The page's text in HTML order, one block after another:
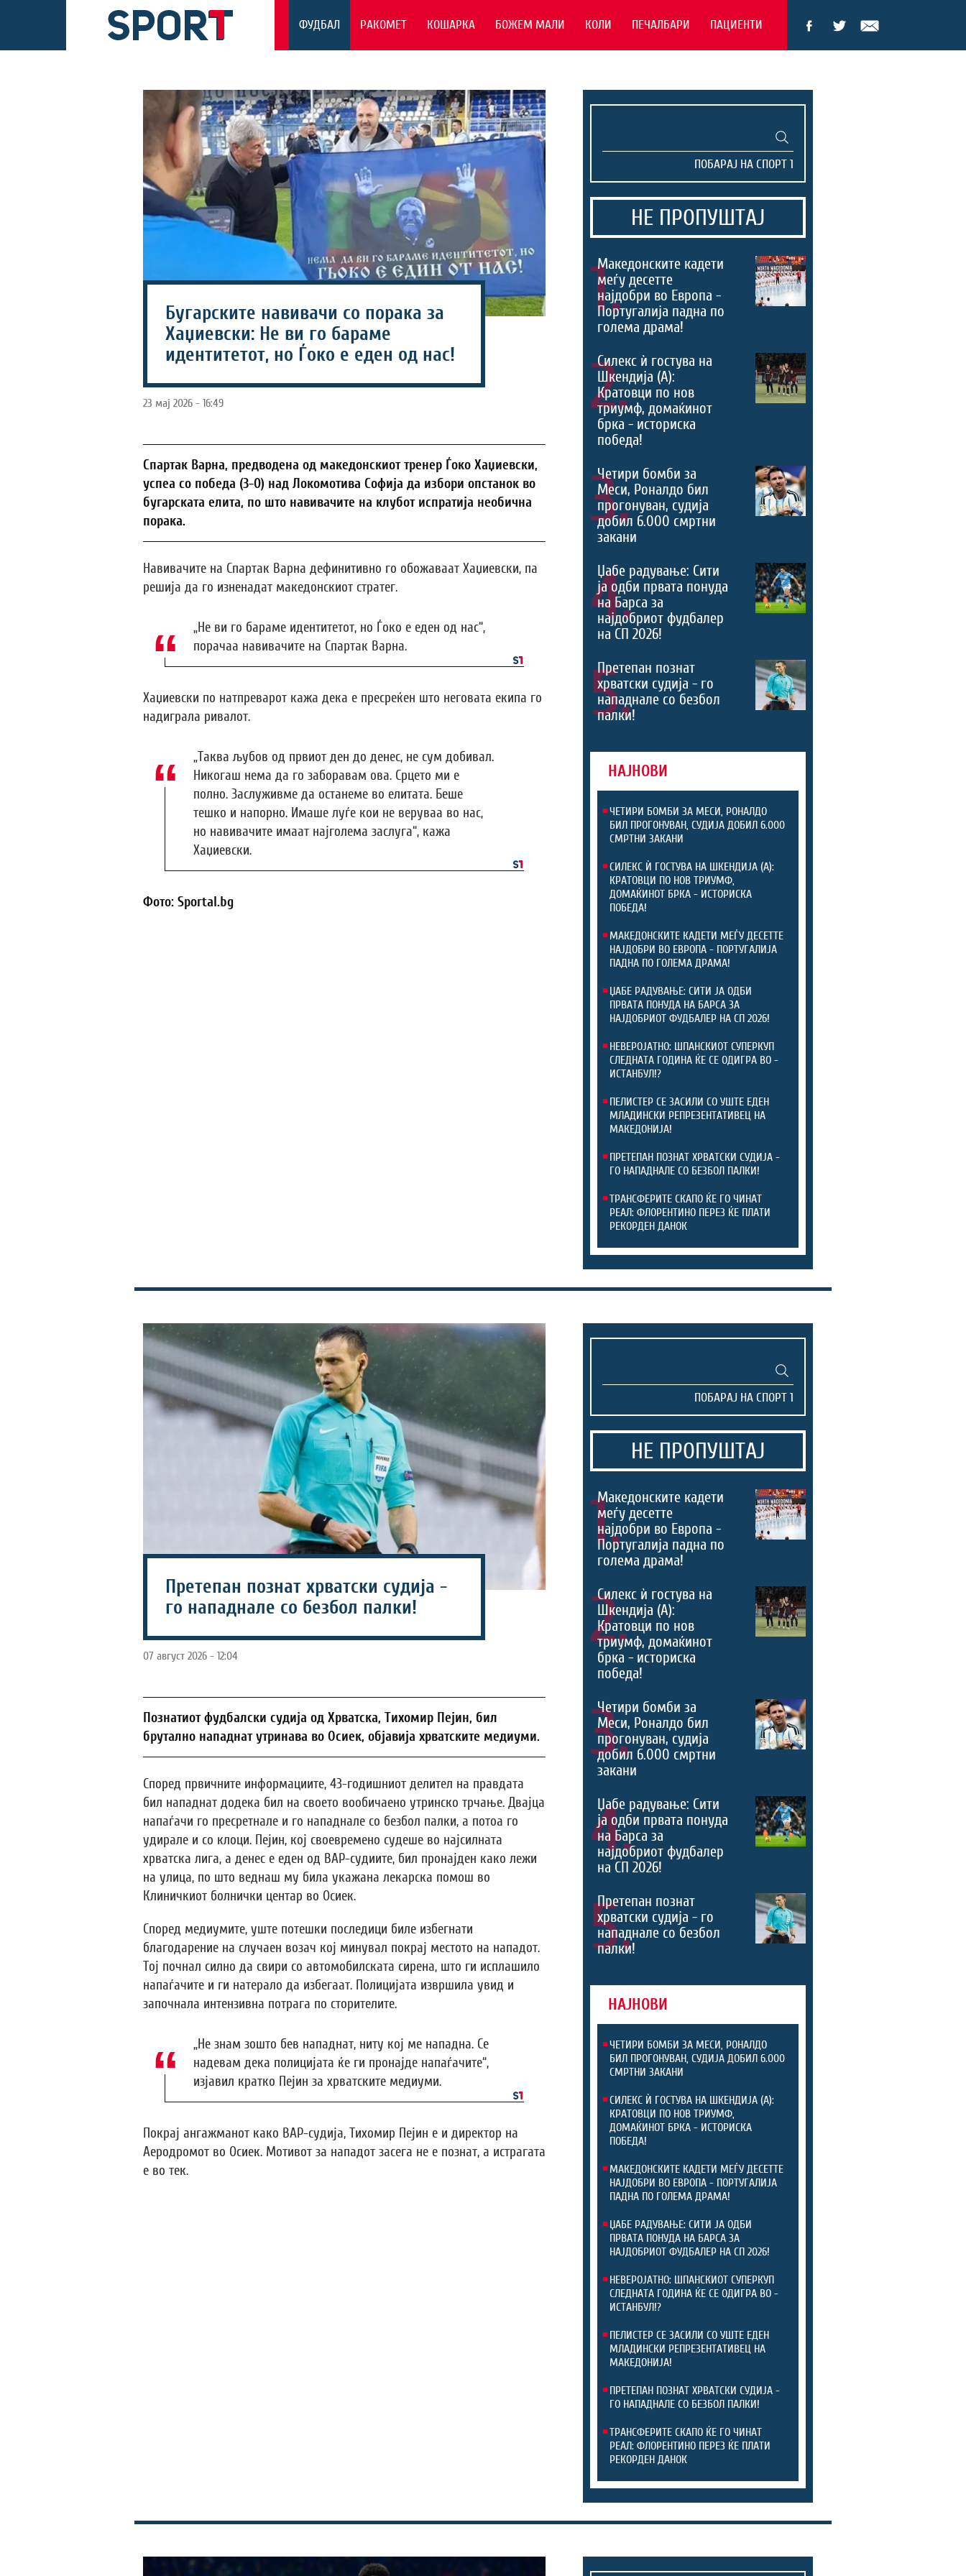
ФУДБАЛ РАКОМЕТ КОШАРКА БОЖЕМ МАЛИ КОЛИ ПЕЧАЛБАРИ ПАЦИЕНТИ
Бугарските навивачи со порака за
Хаџиевски: Не ви го бараме
идентитетот, но Ѓоко е еден од нас!
23 мај 2026 - 16:49
Спартак Варна, предводена од македонскиот тренер Ѓоко Хаџиевски,
успеа со победа (3-0) над Локомотива Софија да избори опстанок во
бугарската елита, по што навивачите на клубот испратија необична
порака.
Навивачите на Спартак Варна дефинитивно го обожаваат Хаџиевски, па
решија да го изненадат македонскиот стратег.
„Не ви го бараме идентитетот, но Ѓоко е еден од нас“,
порачаа навивачите на Спартак Варна.
Хаџиевски по натпреварот кажа дека е пресреќен што неговата екипа го
надиграла ривалот.
„Таква љубов од првиот ден до денес, не сум добивал.
Никогаш нема да го заборавам ова. Срцето ми е
полно. Заслуживме да останеме во елитата. Беше
тешко и напорно. Имаше луѓе кои не веруваа во нас,
но навивачите имаат најголема заслуга“, кажа
Хаџиевски.
Фото: Sportal.bg
НЕ ПРОПУШТАЈ
1.
Македонските кадети
меѓу десетте
најдобри во Европа -
Португалија падна по
голема драма!
2.
Силекс ѝ гостува на
Шкендија (А):
Кратовци по нов
триумф, домаќинот
брка - историска
победа!
3.
Четири бомби за
Меси, Роналдо бил
прогонуван, судија
добил 6.000 смртни
закани
4.
Џабе радување: Сити
ја одби првата понуда
на Барса за
најдобриот фудбалер
на СП 2026!
5.
Претепан познат
хрватски судија - го
нападнале со безбол
палки!
НАЈНОВИ
ЧЕТИРИ БОМБИ ЗА МЕСИ, РОНАЛДО
БИЛ ПРОГОНУВАН, СУДИЈА ДОБИЛ 6.000
СМРТНИ ЗАКАНИ
СИЛЕКС Ѝ ГОСТУВА НА ШКЕНДИЈА (А):
КРАТОВЦИ ПО НОВ ТРИУМФ,
ДОМАЌИНОТ БРКА - ИСТОРИСКА
ПОБЕДА!
МАКЕДОНСКИТЕ КАДЕТИ МЕЃУ ДЕСЕТТЕ
НАЈДОБРИ ВО ЕВРОПА - ПОРТУГАЛИЈА
ПАДНА ПО ГОЛЕМА ДРАМА!
ЏАБЕ РАДУВАЊЕ: СИТИ ЈА ОДБИ
ПРВАТА ПОНУДА НА БАРСА ЗА
НАЈДОБРИОТ ФУДБАЛЕР НА СП 2026!
НЕВЕРОЈАТНО: ШПАНСКИОТ СУПЕРКУП
СЛЕДНАТА ГОДИНА ЌЕ СЕ ОДИГРА ВО -
ИСТАНБУЛ!?
ПЕЛИСТЕР СЕ ЗАСИЛИ СО УШТЕ ЕДЕН
МЛАДИНСКИ РЕПРЕЗЕНТАТИВЕЦ НА
МАКЕДОНИЈА!
ПРЕТЕПАН ПОЗНАТ ХРВАТСКИ СУДИЈА -
ГО НАПАДНАЛЕ СО БЕЗБОЛ ПАЛКИ!
ТРАНСФЕРИТЕ СКАПО ЌЕ ГО ЧИНАТ
РЕАЛ: ФЛОРЕНТИНО ПЕРЕЗ ЌЕ ПЛАТИ
РЕКОРДЕН ДАНОК
Претепан познат хрватски судија -
го нападнале со безбол палки!
07 август 2026 - 12:04
Познатиот фудбалски судија од Хрватска, Тихомир Пејин, бил
брутално нападнат утринава во Осиек, објавија хрватските медиуми.
Според првичните информациите, 43-годишниот делител на правдата
бил нападнат додека бил на своето вообичаено утринско трчање. Двајца
напаѓачи го пресретнале и го нападнале со безбол палки, а потоа го
удирале и со клоци. Пејин, кој своевремено судеше во најсилната
хрватска лига, а денес е еден од ВАР-судиите, бил пронајден како лежи
на улица, по што веднаш му била укажана лекарска помош во
Клиничкиот болнички центар во Осиек.
Според медиумите, уште потешки последици биле избегнати
благодарение на случаен возач кој минувал покрај местото на нападот.
Тој почнал силно да свири со автомобилската сирена, што ги исплашило
напаѓачите и ги натерало да избегаат. Полицијата извршила увид и
започнала интензивна потрага по сторителите.
„Не знам зошто бев нападнат, ниту кој ме нападна. Се
надевам дека полицијата ќе ги пронајде напаѓачите“,
изјавил кратко Пејин за хрватските медиуми.
Покрај ангажманот како ВАР-судија, Тихомир Пејин е и директор на
Аеродромот во Осиек. Мотивот за нападот засега не е познат, а истрагата
е во тек.
НЕ ПРОПУШТАЈ
1.
Македонските кадети
меѓу десетте
најдобри во Европа -
Португалија падна по
голема драма!
2.
Силекс ѝ гостува на
Шкендија (А):
Кратовци по нов
триумф, домаќинот
брка - историска
победа!
3.
Четири бомби за
Меси, Роналдо бил
прогонуван, судија
добил 6.000 смртни
закани
4.
Џабе радување: Сити
ја одби првата понуда
на Барса за
најдобриот фудбалер
на СП 2026!
5.
Претепан познат
хрватски судија - го
нападнале со безбол
палки!
НАЈНОВИ
ЧЕТИРИ БОМБИ ЗА МЕСИ, РОНАЛДО
БИЛ ПРОГОНУВАН, СУДИЈА ДОБИЛ 6.000
СМРТНИ ЗАКАНИ
СИЛЕКС Ѝ ГОСТУВА НА ШКЕНДИЈА (А):
КРАТОВЦИ ПО НОВ ТРИУМФ,
ДОМАЌИНОТ БРКА - ИСТОРИСКА
ПОБЕДА!
МАКЕДОНСКИТЕ КАДЕТИ МЕЃУ ДЕСЕТТЕ
НАЈДОБРИ ВО ЕВРОПА - ПОРТУГАЛИЈА
ПАДНА ПО ГОЛЕМА ДРАМА!
ЏАБЕ РАДУВАЊЕ: СИТИ ЈА ОДБИ
ПРВАТА ПОНУДА НА БАРСА ЗА
НАЈДОБРИОТ ФУДБАЛЕР НА СП 2026!
НЕВЕРОЈАТНО: ШПАНСКИОТ СУПЕРКУП
СЛЕДНАТА ГОДИНА ЌЕ СЕ ОДИГРА ВО -
ИСТАНБУЛ!?
ПЕЛИСТЕР СЕ ЗАСИЛИ СО УШТЕ ЕДЕН
МЛАДИНСКИ РЕПРЕЗЕНТАТИВЕЦ НА
МАКЕДОНИЈА!
ПРЕТЕПАН ПОЗНАТ ХРВАТСКИ СУДИЈА -
ГО НАПАДНАЛЕ СО БЕЗБОЛ ПАЛКИ!
ТРАНСФЕРИТЕ СКАПО ЌЕ ГО ЧИНАТ
РЕАЛ: ФЛОРЕНТИНО ПЕРЕЗ ЌЕ ПЛАТИ
РЕКОРДЕН ДАНОК